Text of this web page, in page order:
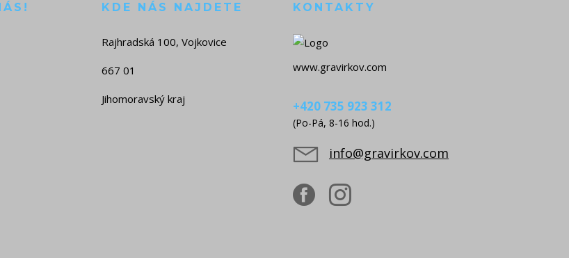
KDE NÁS NAJDETE
Rajhradská 100, Vojkovice
667 01
Jihomoravský kraj
KONTAKTY
www.gravirkov.com
+420 735 923 312
(Po-Pá, 8-16 hod.)
info@gravirkov.com